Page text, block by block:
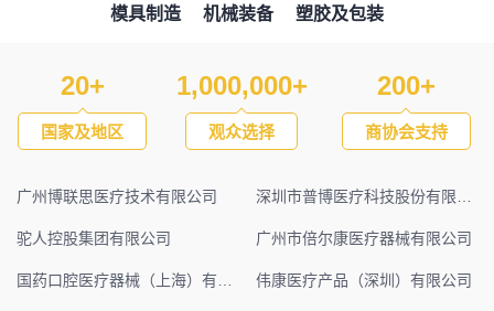
模具制造 机械装备 塑胶及包装
20+
国家及地区
1,000,000+
观众选择
200+
商协会支持
广州博联思医疗技术有限公司
驼人控股集团有限公司 广州市倍尔康医疗器械有限公司
伟康医疗产品（深圳）有限公司